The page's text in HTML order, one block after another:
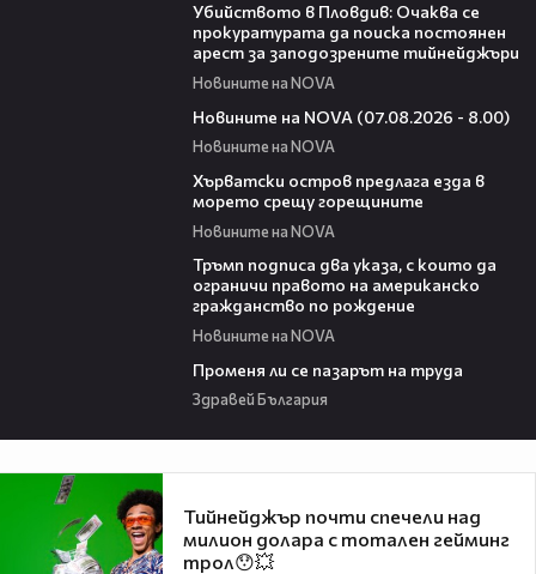
Убийството в Пловдив: Очаква се
прокуратурата да поиска постоянен
арест за заподозрените тийнейджъри
Новините на NOVA
Новините на NOVA (07.08.2026 - 8.00)
Новините на NOVA
Хърватски остров предлага езда в
морето срещу горещините
Новините на NOVA
Тръмп подписа два указа, с които да
ограничи правото на американско
гражданство по рождение
Новините на NOVA
Променя ли се пазарът на труда
Здравей България
Тийнейджър почти спечели над
милион долара с тотален гейминг
трол😯💥